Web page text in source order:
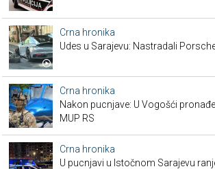
Crna hronika
Udes u Sarajevu: Nastradali
Crna hronika
Nakon pucnjave: U Vogošći
MUP RS
Crna hronika
U pucnjavi u Istočnom Sarajevu